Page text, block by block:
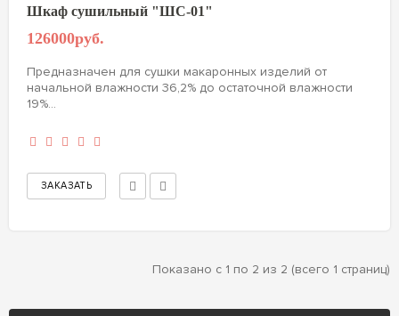
Шкаф сушильный "ШС-01"
126000руб.
Предназначен для сушки макаронных изделий от
начальной влажности 36,2% до остаточной влажности
19%...
Показано с 1 по 2 из 2 (всего 1 страниц)